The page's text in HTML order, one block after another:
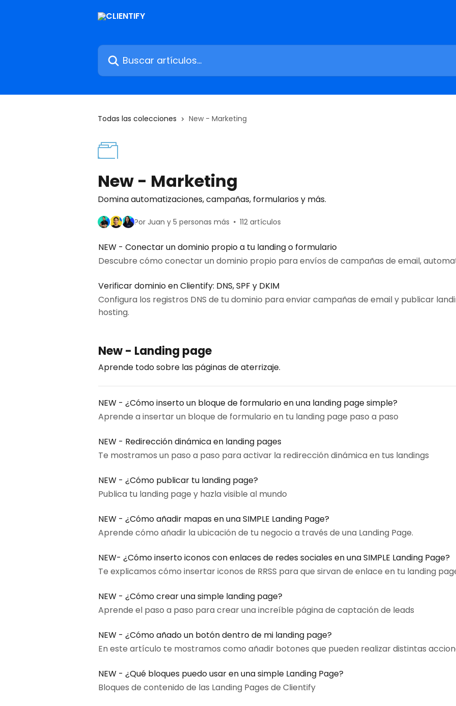
Buscar artículos...
Todas las colecciones New - Marketing
New - Marketing
Domina automatizaciones, campañas, formularios y más.
Por Juan y 5 personas más 112 artículos
NEW - Conectar un dominio propio a tu landing o formulario
Descubre cómo conectar un dominio propio para envíos de campañas de email,
Verificar dominio en Clientify: DNS, SPF y DKIM
Configura los registros DNS de tu dominio para enviar campañas de email y publicar
hosting.
New - Landing page
Aprende todo sobre las páginas de aterrizaje.
NEW - ¿Cómo inserto un bloque de formulario en una landing page simple?
Aprende a insertar un bloque de formulario en tu landing page paso a paso
NEW - Redirección dinámica en landing pages
Te mostramos un paso a paso para activar la redirección dinámica en tus landings
NEW - ¿Cómo publicar tu landing page?
Publica tu landing page y hazla visible al mundo
NEW - ¿Cómo añadir mapas en una SIMPLE Landing Page?
Aprende cómo añadir la ubicación de tu negocio a través de una Landing Page.
NEW- ¿Cómo inserto iconos con enlaces de redes sociales en una SIMPLE Landing Page?
Te explicamos cómo insertar iconos de RRSS para que sirvan de enlace en tu landing
NEW - ¿Cómo crear una simple landing page?
Aprende el paso a paso para crear una increíble página de captación de leads
NEW - ¿Cómo añado un botón dentro de mi landing page?
En este artículo te mostramos como añadir botones que pueden realizar distintas
NEW - ¿Qué bloques puedo usar en una simple Landing Page?
Bloques de contenido de las Landing Pages de Clientify